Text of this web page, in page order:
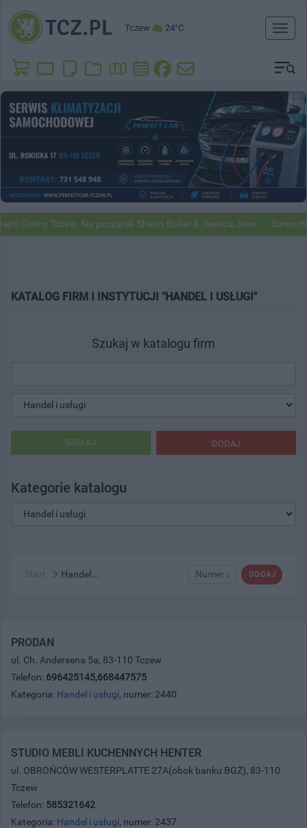
Tczew 24°C
Toggle
Gminy Tczew. Na początek Shaun Baker & Jessica Jean
KATALOG FIRM I INSTYTUCJI "HANDEL I USŁUGI"
Szukaj w katalogu firm
DODAJ
SZUKAJ
Kategorie katalogu
DODAJ
Numer ↓
Start Handel...
PRODAN
ul. Ch. Andersena 5a, 83-110 Tczew
Telefon: 696425145,668447575
Kategoria: Handel i usługi, numer: 2440
STUDIO MEBLI KUCHENNYCH HENTER
ul. OBROŃCÓW WESTERPLATTE 27A(obok banku BGŻ), 83-110
Tczew
Telefon: 585321642
Kategoria: Handel i usługi, numer: 2437